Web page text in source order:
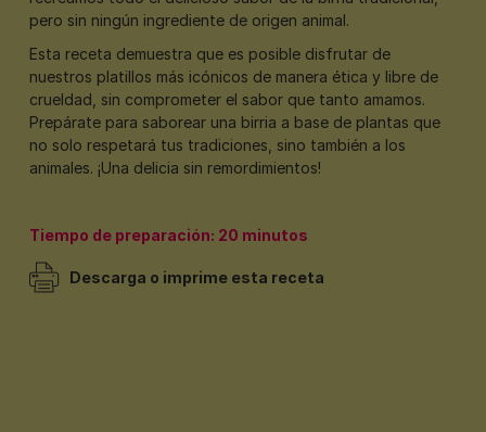
pero sin ningún ingrediente de origen animal.
Esta receta demuestra que es posible disfrutar de
nuestros platillos más icónicos de manera ética y libre de
crueldad, sin comprometer el sabor que tanto amamos.
Prepárate para saborear una birria a base de plantas que
no solo respetará tus tradiciones, sino también a los
animales. ¡Una delicia sin remordimientos!
Tiempo de preparación: 20 minutos
Descarga o imprime esta receta